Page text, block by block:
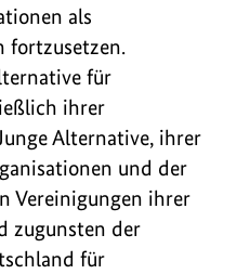
als
fortzusetzen.
für
ihrer
Alternative, ihrer
und der
Vereinigungen ihrer
zugunsten der
für